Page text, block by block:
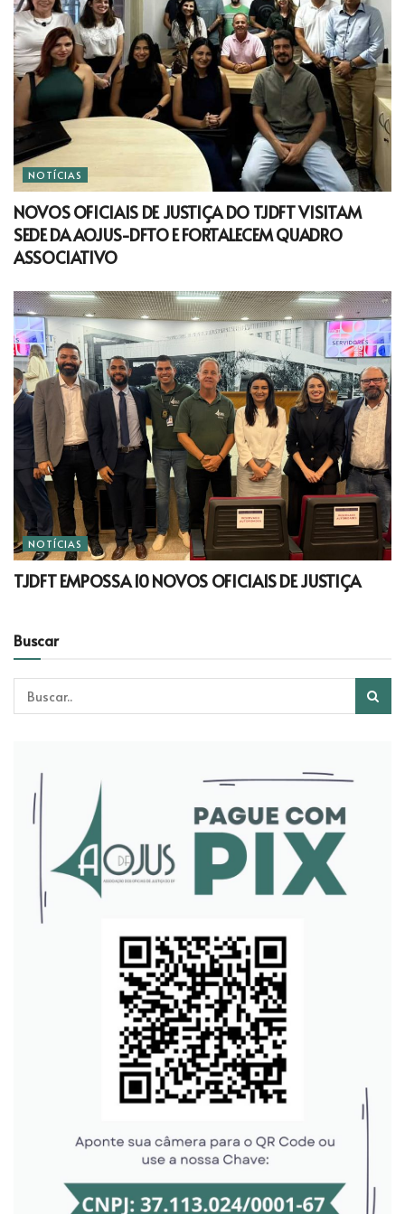
NOTÍCIAS
NOVOS OFICIAIS DE JUSTIÇA DO TJDFT VISITAM
SEDE DA AOJUS-DFTO E FORTALECEM QUADRO
ASSOCIATIVO
NOTÍCIAS
TJDFT EMPOSSA 10 NOVOS OFICIAIS DE JUSTIÇA
Buscar